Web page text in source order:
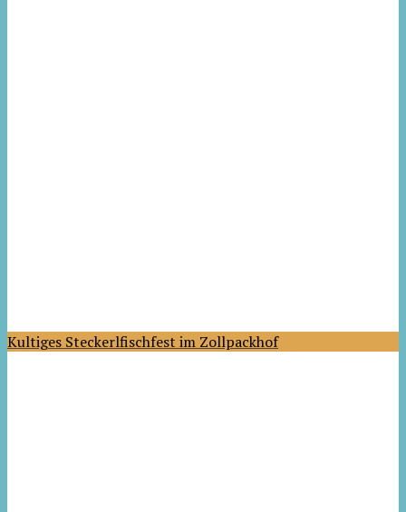
Kultiges Steckerlfischfest im Zollpackhof